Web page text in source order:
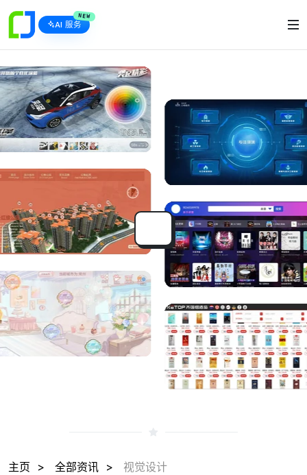
AI 服务
NEW
企业A
主页 全部资讯 视觉设计